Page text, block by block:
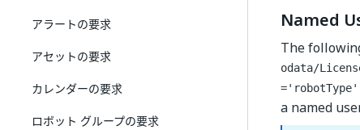
アラートの要求
アセットの要求
カレンダーの要求
ロボット グループの要求
Named
The
odata/
a named